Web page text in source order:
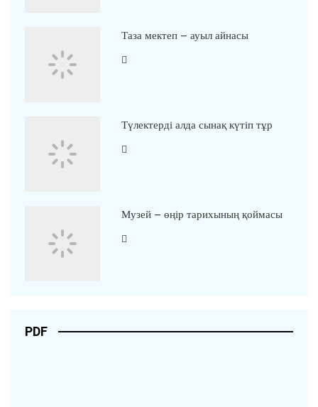
Таза мектеп – ауыл айнасы
Түлектерді алда сынақ күтіп тұр
Музей – өңір тарихының қоймасы
PDF